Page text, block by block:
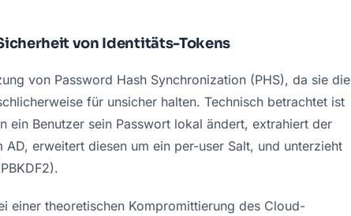
von Identitäts-Tokens
von Password Hash Synchronization (PHS), da sie die
für unsicher halten. Technisch betrachtet ist
ein Benutzer sein Passwort lokal ändert, extrahiert der
erweitert diesen um ein per-user Salt, und unterzieht
einer theoretischen Kompromittierung des Cloud-